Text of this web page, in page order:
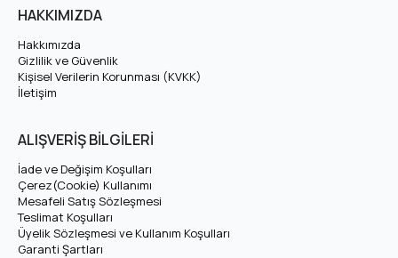
24 Volt 54 Ah LiFePO4 Batarya
₺16.956,78
₺22.043,82